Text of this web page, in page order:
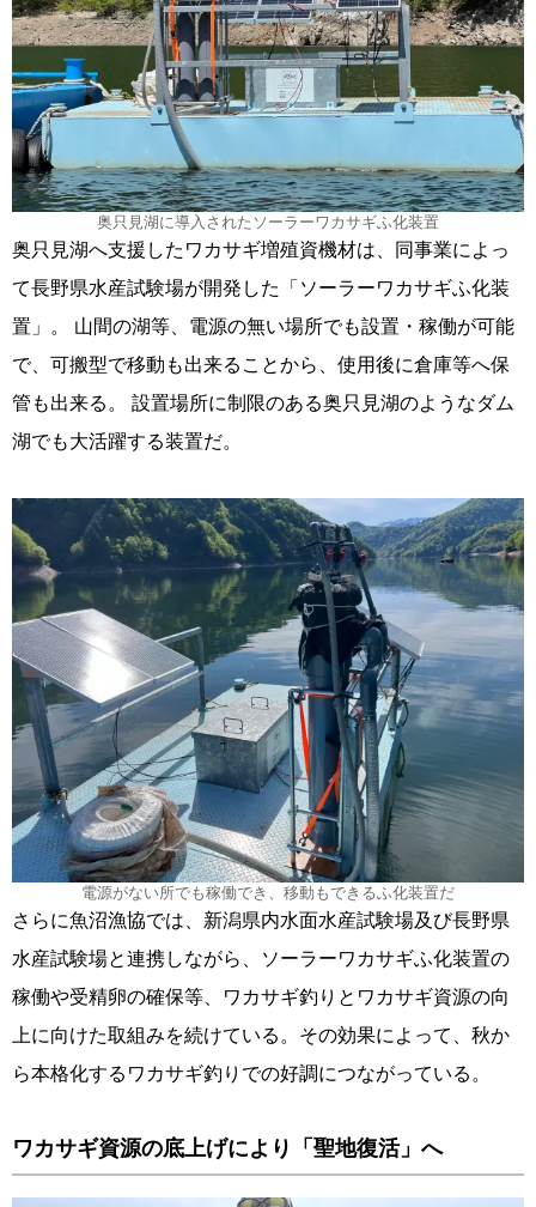
奥只見湖に導入されたソーラーワカサギふ化装置
奥只見湖へ支援したワカサギ増殖資機材は、同事業によっ
て長野県水産試験場が開発した「ソーラーワカサギふ化装
置」。 山間の湖等、電源の無い場所でも設置・稼働が可能
で、可搬型で移動も出来ることから、使用後に倉庫等へ保
管も出来る。 設置場所に制限のある奥只見湖のようなダム
湖でも大活躍する装置だ。
電源がない所でも稼働でき、移動もできるふ化装置だ
さらに魚沼漁協では、新潟県内水面水産試験場及び長野県
水産試験場と連携しながら、ソーラーワカサギふ化装置の
稼働や受精卵の確保等、ワカサギ釣りとワカサギ資源の向
上に向けた取組みを続けている。その効果によって、秋か
ら本格化するワカサギ釣りでの好調につながっている。
ワカサギ資源の底上げにより「聖地復活」へ